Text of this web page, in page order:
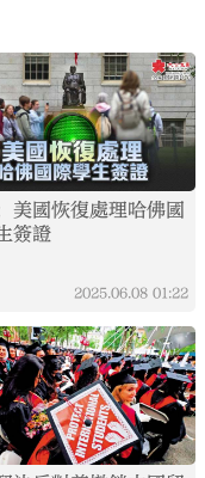
美國恢復處理哈佛國
簽證
2025.06.08 01:22